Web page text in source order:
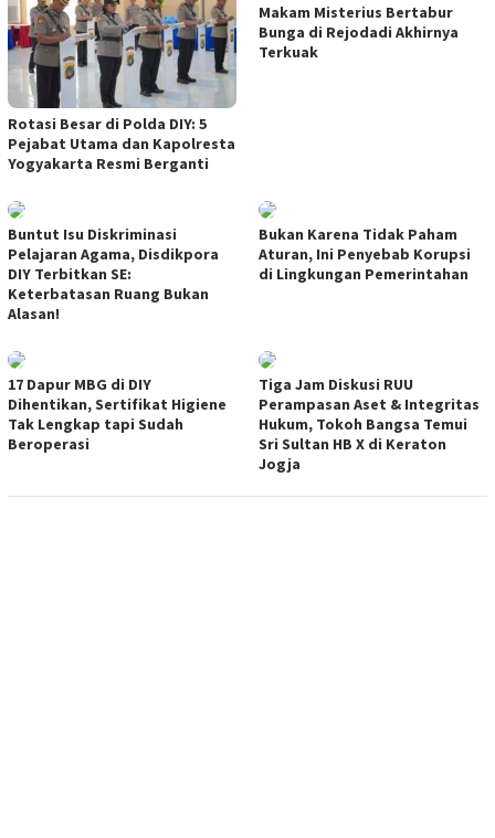
Rotasi Besar di Polda DIY: 5
Pejabat Utama dan Kapolresta
Yogyakarta Resmi Berganti
Makam Misterius Bertabur
Bunga di Rejodadi Akhirnya
Terkuak
Buntut Isu Diskriminasi
Pelajaran Agama, Disdikpora
DIY Terbitkan SE:
Keterbatasan Ruang Bukan
Alasan!
Bukan Karena Tidak Paham
Aturan, Ini Penyebab Korupsi
di Lingkungan Pemerintahan
17 Dapur MBG di DIY
Dihentikan, Sertifikat Higiene
Tak Lengkap tapi Sudah
Beroperasi
Tiga Jam Diskusi RUU
Perampasan Aset & Integritas
Hukum, Tokoh Bangsa Temui
Sri Sultan HB X di Keraton
Jogja